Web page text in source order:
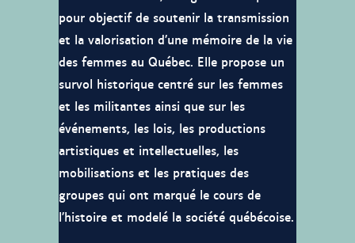
pour objectif de soutenir la transmission
et la valorisation d’une mémoire de la vie
des femmes au Québec. Elle propose un
survol historique centré sur les femmes
et les militantes ainsi que sur les
événements, les lois, les productions
artistiques et intellectuelles, les
mobilisations et les pratiques des
groupes qui ont marqué le cours de
l’histoire et modelé la société québécoise.